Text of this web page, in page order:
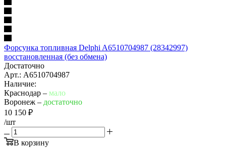
Форсунка топливная Delphi A6510704987 (28342997)
восстановленная (без обмена)
Достаточно
Арт.: A6510704987
Наличие:
Краснодар – мало
Воронеж – достаточно
10 150 ₽
/шт
В корзину